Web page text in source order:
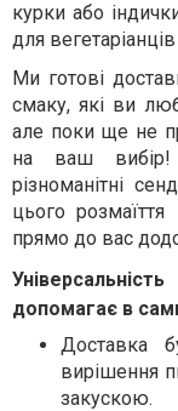
курки або
для
Ми готові
смаку, які ви
але поки ще не
на ваш вибір!
різноманітні
цього
прямо до вас
допомагає в
Доставка
вирішення
закускою.